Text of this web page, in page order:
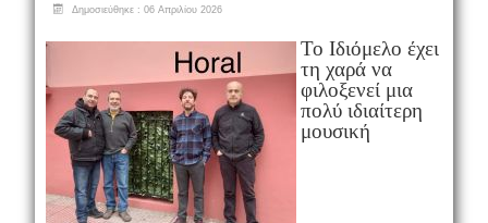
Δημοσιεύθηκε : 06 Απριλίου 2026
Το Ιδιόμελο έχει
τη χαρά να
φιλοξενεί μια
πολύ ιδιαίτερη
μουσική